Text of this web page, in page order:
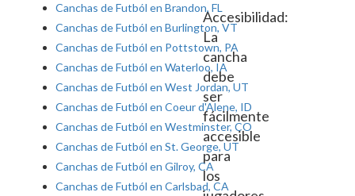
Accesibilidad:
La
cancha
debe
ser
fácilmente
accesible
para
los
Canchas de Futból en Brandon, FL
Canchas de Futból en Burlington, VT
Canchas de Futból en Pottstown, PA
Canchas de Futból en Waterloo, IA
Canchas de Futból en West Jordan, UT
Canchas de Futból en Coeur d'Alene, ID
Canchas de Futból en Westminster, CO
Canchas de Futból en St. George, UT
Canchas de Futból en Gilroy, CA
Canchas de Futból en Carlsbad, CA